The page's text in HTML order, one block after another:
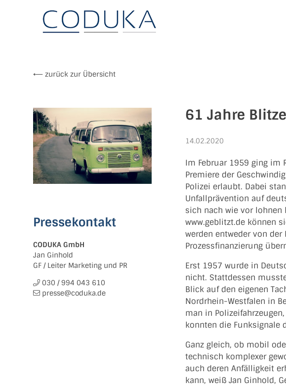
61 Jahre
14.02.2020
Im Februar 1959 ging im
Premiere der
Polizei erlaubt. Dabei
Unfallprävention auf
sich nach wie vor lohnen
www.geblitzt.de können
werden entweder von
Prozessfinanzierung
Erst 1957 wurde in
nicht. Stattdessen
Blick auf den eigenen
Nordrhein-Westfalen in
man in
konnten die Funksignale
Ganz gleich, ob mobil
technisch komplexer
auch deren Anfälligkeit
kann, weiß Jan Ginhold,
⟵ zurück zur Übersicht
Pressekontakt
CODUKA GmbH
Jan Ginhold
GF / Leiter Marketing und PR
030 / 994 043 610
presse@coduka.de